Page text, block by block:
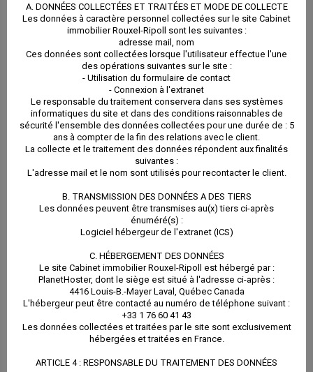
A. DONNÉES COLLECTÉES ET TRAITÉES ET MODE DE COLLECTE
Les données à caractère personnel collectées sur le site Cabinet
immobilier Rouxel-Ripoll sont les suivantes :
adresse mail, nom
Ces données sont collectées lorsque l'utilisateur effectue l'une
des opérations suivantes sur le site :
- Utilisation du formulaire de contact
- Connexion à l'extranet
Le responsable du traitement conservera dans ses systèmes
informatiques du site et dans des conditions raisonnables de
sécurité l'ensemble des données collectées pour une durée de : 5
ans à compter de la fin des relations avec le client.
La collecte et le traitement des données répondent aux finalités
suivantes :
L'adresse mail et le nom sont utilisés pour recontacter le client.
B. TRANSMISSION DES DONNÉES A DES TIERS
Les données peuvent être transmises au(x) tiers ci-après
énuméré(s) :
Logiciel hébergeur de l'extranet (ICS)
C. HÉBERGEMENT DES DONNÉES
Le site Cabinet immobilier Rouxel-Ripoll est hébergé par :
PlanetHoster, dont le siège est situé à l'adresse ci-après :
4416 Louis-B.-Mayer Laval, Québec Canada
L'hébergeur peut être contacté au numéro de téléphone suivant :
+33 1 76 60 41 43
Les données collectées et traitées par le site sont exclusivement
hébergées et traitées en France.
ARTICLE 4 : RESPONSABLE DU TRAITEMENT DES DONNÉES